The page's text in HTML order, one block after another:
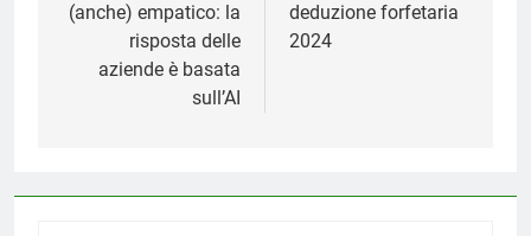
(anche) empatico: la
risposta delle
aziende è basata
sull’AI
deduzione forfetaria
2024